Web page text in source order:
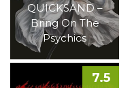
QUICKSAND –
Bring On The
Psychics
7.5